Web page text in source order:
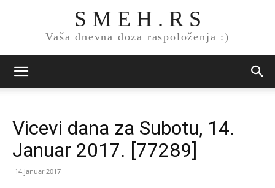
S M E H . R S
Vaša dnevna doza raspoloženja :)
Vicevi dana za Subotu, 14.
Januar 2017. [77289]
14.januar 2017